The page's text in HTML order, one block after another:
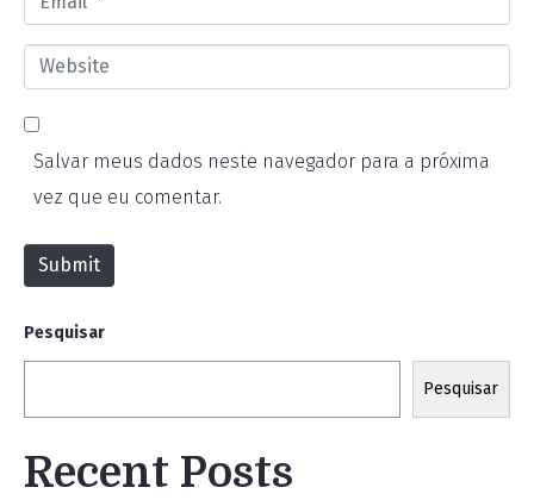
e
m
l
e
b
t
Salvar meus dados neste navegador para a próxima
vez que eu comentar.
Submit
Pesquisar
Pesquisar
Recent Posts